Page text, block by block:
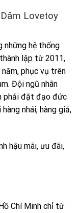
Lovetoy
những hệ thống
lập từ 2011,
phục vụ trên
Đội ngũ nhân
phải đặt đạo đức
nhái, hàng giả,
hậu mãi, ưu đãi,
Chí Minh chỉ từ